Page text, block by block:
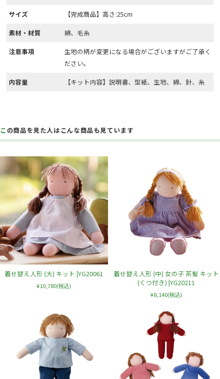
サイズ
【完成商品】高さ:25cm
素材・材質
綿、毛糸
注意事項
生地の柄が変更になる場合がございますがご了承く
ださい。
内容量
【キット内容】説明書、型紙、生地、綿、針、糸
この商品を見た人はこんな商品も見ています
着せ替え人形 (大) キット |YG20061
¥10,780(税込)
着せ替え人形 (中) 女の子 茶髪 キット
(くつ付き) |YG20211
¥8,140(税込)